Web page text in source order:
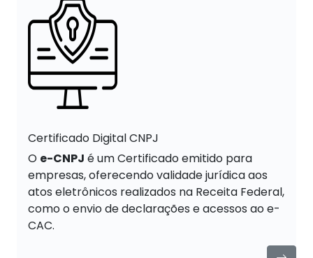
Certificado Digital CNPJ
O e-CNPJ é um Certificado emitido para
empresas, oferecendo validade jurídica aos
atos eletrônicos realizados na Receita Federal,
como o envio de declarações e acessos ao e-
CAC.